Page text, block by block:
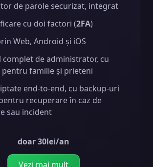
de parole securizat, integrat
cu doi factori (2FA)
Web, Android și iOS
complet de administrator, cu
familie și prieteni
end-to-end, cu backup-uri
recuperare în caz de
sau incident
doar 30lei/an
Vezi mai mult